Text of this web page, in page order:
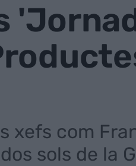
xefs com
sols de la